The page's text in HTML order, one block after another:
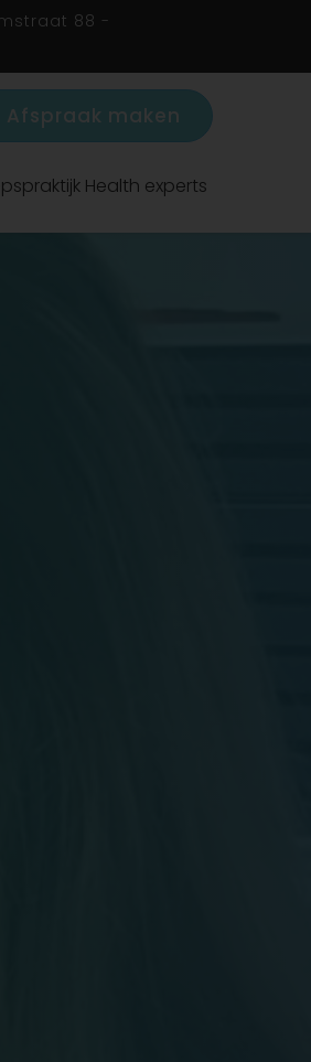
88 -
Afspraak maken
Health experts